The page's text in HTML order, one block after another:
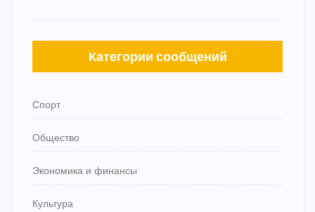
Категории сообщений
Спорт
Общество
Экономика и финансы
Культура